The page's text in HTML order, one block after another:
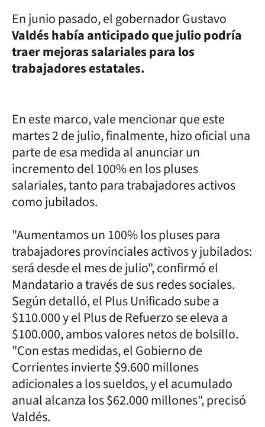
En junio pasado, el gobernador Gustavo
Valdés había anticipado que julio podría
traer mejoras salariales para los
trabajadores estatales.
En este marco, vale mencionar que este
martes 2 de julio, finalmente, hizo oficial una
parte de esa medida al anunciar un
incremento del 100% en los pluses
salariales, tanto para trabajadores activos
como jubilados.
"Aumentamos un 100% los pluses para
trabajadores provinciales activos y jubilados:
será desde el mes de julio", confirmó el
Mandatario a través de sus redes sociales.
Según detalló, el Plus Unificado sube a
$110.000 y el Plus de Refuerzo se eleva a
$100.000, ambos valores netos de bolsillo.
"Con estas medidas, el Gobierno de
Corrientes invierte $9.600 millones
adicionales a los sueldos, y el acumulado
anual alcanza los $62.000 millones", precisó
Valdés.